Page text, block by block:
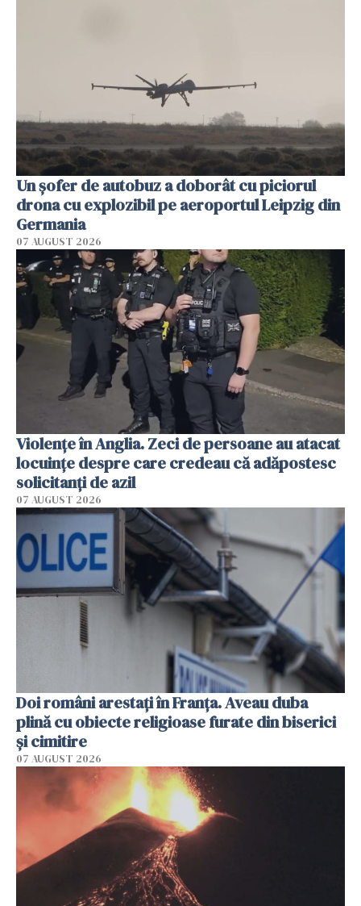
Un șofer de autobuz a doborât cu piciorul
drona cu explozibil pe aeroportul Leipzig din
Germania
07 AUGUST 2026
Violenţe în Anglia. Zeci de persoane au atacat
locuinţe despre care credeau că adăpostesc
solicitanţi de azil
07 AUGUST 2026
Doi români arestați în Franța. Aveau duba
plină cu obiecte religioase furate din biserici
și cimitire
07 AUGUST 2026